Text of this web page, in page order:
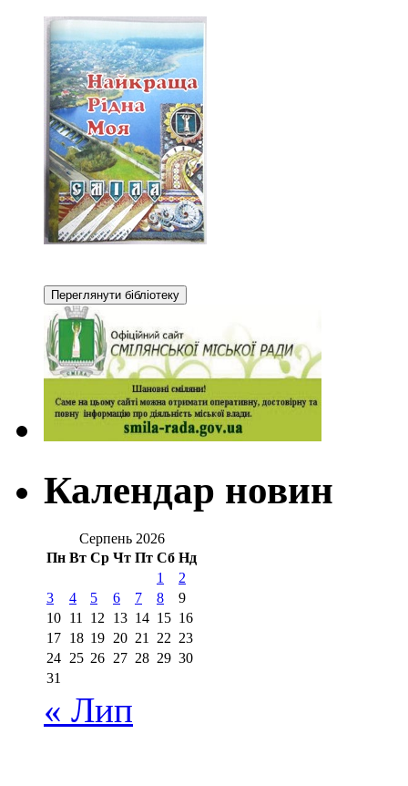
Календар новин
Серпень 2026
Пн Вт Ср Чт Пт Сб Нд
1
2
3
4 5 6 7 8
9
10 11 12 13 14 15 16
17 18 19 20 21 22 23
24 25 26 27 28 29 30
31
« Лип